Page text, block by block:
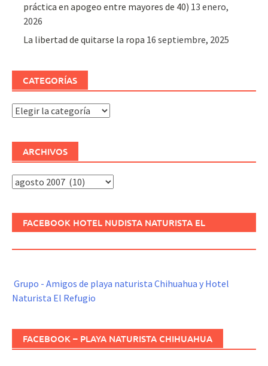
práctica en apogeo entre mayores de 40) 13 enero,
2026
La libertad de quitarse la ropa 16 septiembre, 2025
CATEGORÍAS
Categorías
ARCHIVOS
Archivos
FACEBOOK HOTEL NUDISTA NATURISTA EL
Grupo - Amigos de playa naturista Chihuahua y Hotel
Naturista El Refugio
FACEBOOK – PLAYA NATURISTA CHIHUAHUA